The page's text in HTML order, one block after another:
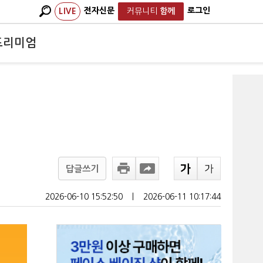
LIVE 전자신문 커뮤니티 함께 로그인
리미엄
답글쓰기
2026-06-10 15:52:50 2026-06-11 10:17:44